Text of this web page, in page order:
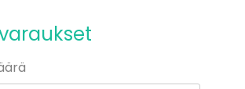
mikseripöytineen ja discovalot.
laadukas ilmanvaihto, jolla
lämpötilaa saa säädettyä